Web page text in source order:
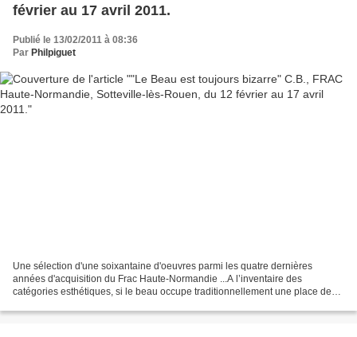
février au 17 avril 2011.
Publié le 13/02/2011 à 08:36
Par Philpiguet
Une sélection d'une soixantaine d'oeuvres parmi les quatre dernières
années d'acquisition du Frac Haute-Normandie ...A l’inventaire des
catégories esthétiques, si le beau occupe traditionnellement une place de